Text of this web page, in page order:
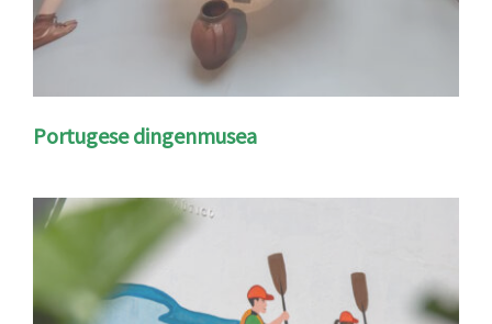
Portugese dingenmusea